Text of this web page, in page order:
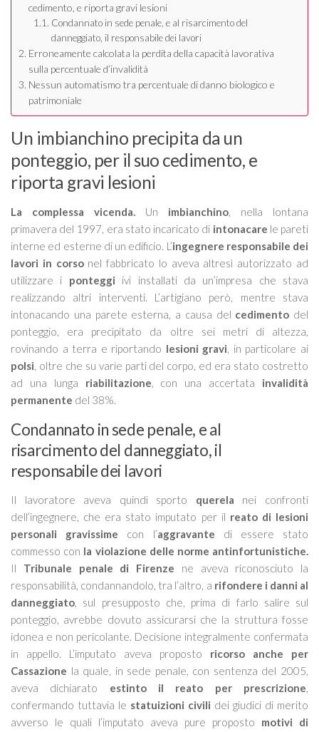
cedimento, e riporta gravi lesioni
Condannato in sede penale, e al risarcimento del
danneggiato, il responsabile dei lavori
Erroneamente calcolata la perdita della capacità lavorativa
sulla percentuale d’invalidità
Nessun automatismo tra percentuale di danno biologico e
patrimoniale
Un imbianchino precipita da un
ponteggio, per il suo cedimento, e
riporta gravi lesioni
La complessa vicenda. Un imbianchino, nella lontana
primavera del 1997, era stato incaricato di intonacare le pareti
interne ed esterne di un edificio. L’ingegnere responsabile dei
lavori in corso nel fabbricato lo aveva altresì autorizzato ad
utilizzare i ponteggi ivi installati da un’impresa che stava
realizzando altri interventi. L’artigiano però, mentre stava
intonacando una parete esterna, a causa del cedimento del
ponteggio, era precipitato da oltre sei metri di altezza,
rovinando a terra e riportando lesioni gravi, in particolare ai
polsi, oltre che su varie parti del corpo, ed era stato costretto
ad una lunga riabilitazione, con una accertata invalidità
permanente del 38%.
Condannato in sede penale, e al
risarcimento del danneggiato, il
responsabile dei lavori
Il lavoratore aveva quindi sporto querela nei confronti
dell’ingegnere, che era stato imputato per il reato di lesioni
personali gravissime con l’aggravante di essere stato
commesso con la violazione delle norme antinfortunistiche.
Il Tribunale penale di Firenze ne aveva riconosciuto la
responsabilità, condannandolo, tra l’altro, a rifondere i danni al
danneggiato, sul presupposto che, prima di farlo salire sul
ponteggio, avrebbe dovuto assicurarsi che la struttura fosse
idonea e non pericolante. Decisione integralmente confermata
in appello. L’imputato aveva proposto ricorso anche per
Cassazione la quale, in sede penale, con sentenza del 2005,
aveva dichiarato estinto il reato per prescrizione,
confermando tuttavia le statuizioni civili dei giudici di merito
avverso le quali l’imputato aveva pure proposto motivi di